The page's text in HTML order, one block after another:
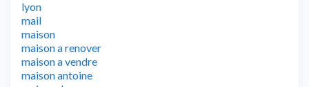
lyon
mail
maison
maison a renover
maison a vendre
maison antoine